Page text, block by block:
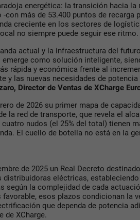
energética: la transición hacia la
con más de 53.400 puntos de recarga
creciente en los sectores de
no siempre puede seguir ese ritmo.
actual y la infraestructura del
como solución inteligente,
rápida y económica frente al
y las nuevas necesidades de potencia
Director de Ventas de XCharge
de 2026 su primer mapa de
la red de transporte, que revela el
nudos (el 25% del total) tienen
El cuello de botella no está en la
de 2025 un Real Decreto
distribuidoras eléctricas,
según la complejidad de cada
esos plazos condicionan la
que dependa de potencia
de XCharge.